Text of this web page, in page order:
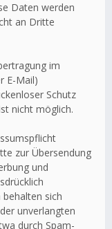
Daten werden
an Dritte
im
E-Mail)
Schutz
nicht möglich.
zur Übersendung
und
sich
unverlangten
durch Spam-